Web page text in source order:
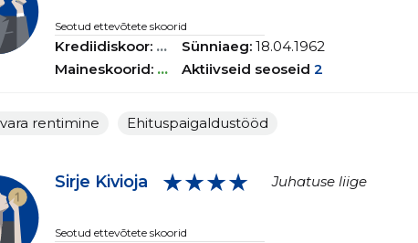
Seotud ettevõtete skoorid
Krediidiskoor: ...
Maineskoorid: ...
Sünniaeg: 18.04.1962
Aktiivseid seoseid 2
rentimine Ehituspaigaldustööd
Sirje Kivioja ★★★★ Juhatuse liige
Seotud ettevõtete skoorid